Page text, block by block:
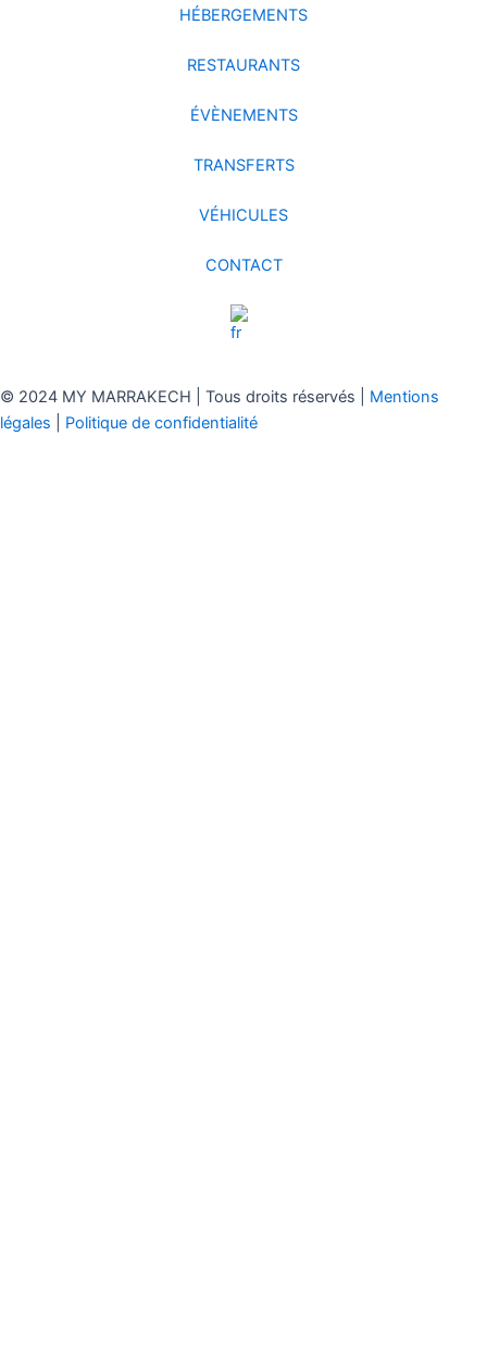
HÉBERGEMENTS
RESTAURANTS
ÉVÈNEMENTS
TRANSFERTS
VÉHICULES
CONTACT
© 2024 MY MARRAKECH | Tous droits réservés | Mentions
légales
Politique de confidentialité